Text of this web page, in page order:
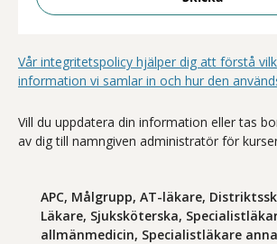
Vår integritetspolicy hjälper dig att förstå
information vi samlar in och hur den
Vill du uppdatera din information eller tas
av dig till namngiven administratör för
APC, Målgrupp, AT-läkare,
Läkare, Sjuksköterska,
allmänmedicin, Specialistläkare